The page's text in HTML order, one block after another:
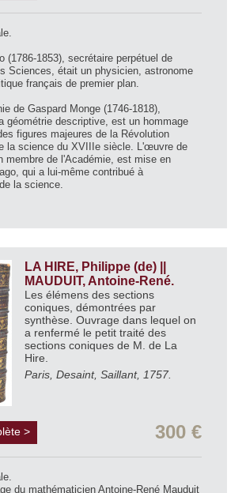
(1786-1853), secrétaire perpétuel de
Sciences, était un physicien, astronome
français de premier plan.
de Gaspard Monge (1746-1818),
géométrie descriptive, est un hommage
figures majeures de la Révolution
la science du XVIIIe siècle. L'œuvre de
membre de l'Académie, est mise en
qui a lui-même contribué à
la science.
LA HIRE, Philippe (de) ||
MAUDUIT, Antoine-René.
Les élémens des sections
coniques, démontrées par
synthèse. Ouvrage dans lequel on
a renfermé le petit traité des
sections coniques de M. de La
Hire.
Paris, Desaint, Saillant, 1757.
> 300 €
du mathématicien Antoine-René Mauduit